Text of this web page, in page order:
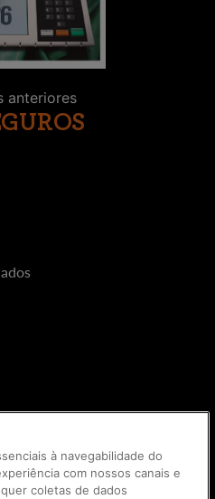
anteriores
à navegabilidade do
com nossos canais e
coletas de dados